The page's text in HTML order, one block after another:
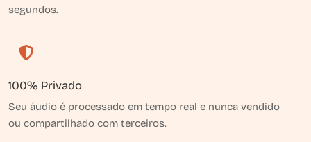
segundos.
100% Privado
Seu áudio é processado em tempo real e nunca vendido
ou compartilhado com terceiros.